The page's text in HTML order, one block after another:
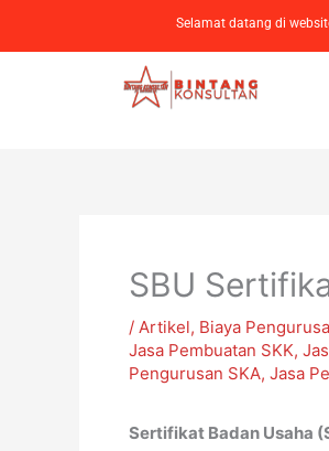
Selamat datang di
SBU
/ Artikel, Biaya
Jasa Pembuatan SKK,
Pengurusan SKA, Jasa
Sertifikat Badan Usaha